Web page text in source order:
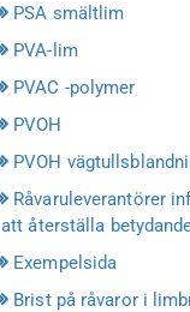
PSA smältlim
PVA-lim
PVAC -polymer
PVOH
PVOH
Råvaruleverantörer
att återställa
Exempelsida
Brist på råvaror i